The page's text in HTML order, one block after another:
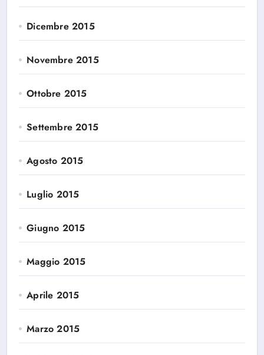
Dicembre 2015
Novembre 2015
Ottobre 2015
Settembre 2015
Agosto 2015
Luglio 2015
Giugno 2015
Maggio 2015
Aprile 2015
Marzo 2015